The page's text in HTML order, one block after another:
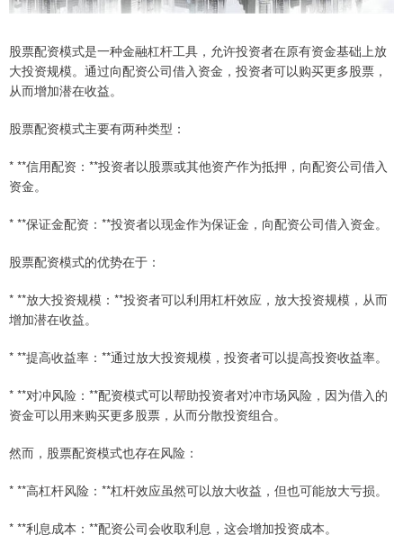
股票配资模式是一种金融杠杆工具，允许投资者在原有资金基础上放
大投资规模。通过向配资公司借入资金，投资者可以购买更多股票，
从而增加潜在收益。
股票配资模式主要有两种类型：
* **信用配资：**投资者以股票或其他资产作为抵押，向配资公司借入
资金。
* **保证金配资：**投资者以现金作为保证金，向配资公司借入资金。
股票配资模式的优势在于：
* **放大投资规模：**投资者可以利用杠杆效应，放大投资规模，从而
增加潜在收益。
* **提高收益率：**通过放大投资规模，投资者可以提高投资收益率。
* **对冲风险：**配资模式可以帮助投资者对冲市场风险，因为借入的
资金可以用来购买更多股票，从而分散投资组合。
然而，股票配资模式也存在风险：
* **高杠杆风险：**杠杆效应虽然可以放大收益，但也可能放大亏损。
* **利息成本：**配资公司会收取利息，这会增加投资成本。